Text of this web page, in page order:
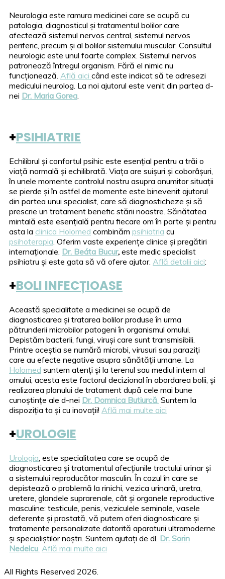
Neurologia este ramura medicinei care se ocupă cu
patologia, diagnosticul și tratamentul bolilor care
afectează sistemul nervos central, sistemul nervos
periferic, precum și al bolilor sistemului muscular. Consultul
neurologic este unul foarte complex. Sistemul nervos
patronează întregul organism. Fără el nimic nu
funcționează. Află aici când este indicat să te adresezi
medicului neurolog. La noi ajutorul este venit din partea d-
nei Dr. Maria Gorea
+PSIHIATRIE
Echilibrul și confortul psihic este esențial pentru a trăi o
viață normală și echilibrată. Viața are suișuri și coborâșuri,
în unele momente controlul nostru asupra anumitor situații
se pierde și în astfel de momente este binevenit ajutorul
din partea unui specialist, care să diagnosticheze și să
prescrie un tratament benefic stării noastre. Sănătatea
mintală este esențială pentru fiecare om în parte și pentru
asta la clinica Holomed combinăm psihiatria cu
psihoterapia. Oferim vaste experiențe clinice și pregătiri
internaționale. Dr. Beáta Bucur, este medic specialist
psihiatru și este gata să vă ofere ajutor. Află detalii aici:
+BOLI INFECȚIOASE
Această specialitate a medicinei se ocupă de
diagnosticarea și tratarea bolilor produse în urma
pătrunderii microbilor patogeni în organismul omului.
Depistăm bacterii, fungi, viruși care sunt transmisibili.
Printre aceștia se numără microbi, virusuri sau paraziți
care au efecte negative asupra sănătății umane. La
Holomed suntem atenți și la terenul sau mediul intern al
omului, acesta este factorul decizional în abordarea bolii, și
realizarea planului de tratament după cele mai bune
cunoștințe ale d-nei Dr. Domnica Butiurcă. Suntem la
dispoziția ta și cu inovații! Află mai multe aici
+UROLOGIE
Urologia , este specialitatea care se ocupă de
diagnosticarea și tratamentul afecțiunile tractului urinar și
a sistemului reproducător masculin. În cazul în care se
depistează o problemă la rinichi, vezica urinară, uretra,
uretere, glandele suprarenale, cât și organele reproductive
masculine: testicule, penis, veziculele seminale, vasele
deferente și prostată, vă putem oferi diagnosticare și
tratamente personalizate datorită aparaturii ultramoderne
și specialiștilor noștri. Suntem ajutați de dl. Dr. Sorin
Nedelcu Află mai multe aici
All Rights Reserved 2026.